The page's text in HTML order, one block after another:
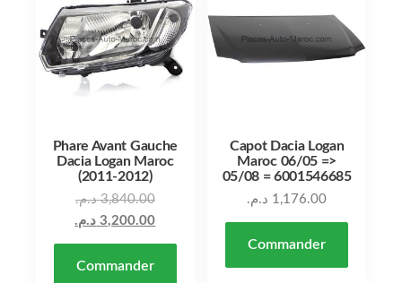
Phare Avant Gauche
Dacia Logan Maroc
(2011-2012)
3,840.00 د.م.
3,200.00 د.م. Le prix actuel est : 3,200.00 د.م..
Commander
Capot Dacia Logan
Maroc 06/05 =>
05/08 = 6001546685
1,176.00 د.م.
Commander